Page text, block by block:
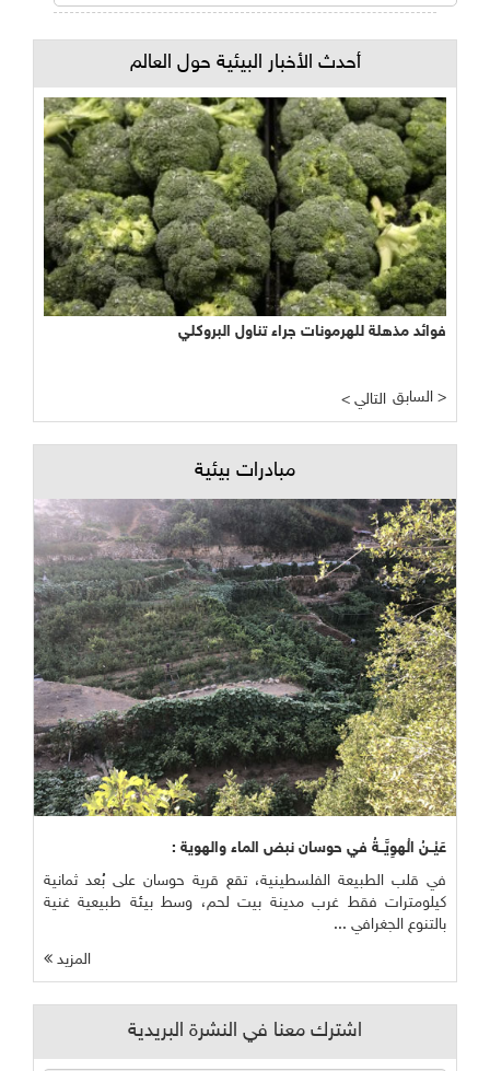
أحدث الأخبار البيئية حول العالم
فوائد مذهلة للهرمونات جراء تناول البروكلي
< التالي السابق >
مبادرات بيئية
عَيْــنُ الْهوِيَّــةُ في حوسان نبض الماء والهوية :
في قلب الطبيعة الفلسطينية، تقع قرية حوسان على بُعد ثمانية
كيلومترات فقط غرب مدينة بيت لحم، وسط بيئة طبيعية غنية
بالتنوع الجغرافي ...
المزيد
اشترك معنا في النشرة البريدية